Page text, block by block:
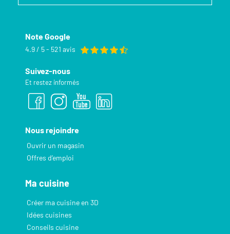
Note Google
4.9 / 5 - 521 avis
Suivez-nous
Et restez informés
Nous rejoindre
Ouvrir un magasin
Offres d’emploi
Ma cuisine
Créer ma cuisine en 3D
Idées cuisines
Conseils cuisine